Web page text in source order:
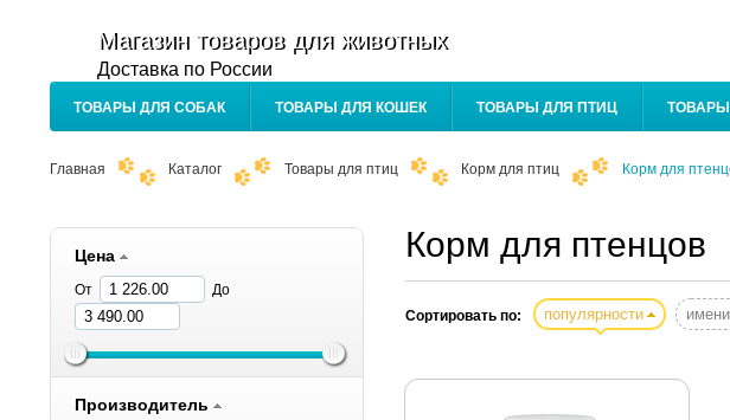
Магазин товаров для животных
Доставка по России
ТОВАРЫ ДЛЯ СОБАК ТОВАРЫ ДЛЯ КОШЕК ТОВАРЫ ДЛЯ ПТИЦ
Главная Каталог Товары для птиц Корм для птиц Корм для
Цена
От До
Производитель
Корм для птенцов
Сортировать по: популярности имени